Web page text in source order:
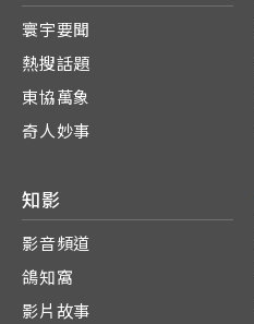
寰宇要聞
熱搜話題
東協萬象
奇人妙事
知影
影音頻道
鴿知窩
影片故事